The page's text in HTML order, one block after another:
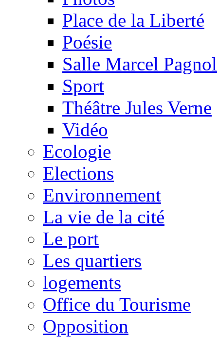
Place de la Liberté
Poésie
Salle Marcel Pagnol
Sport
Théâtre Jules Verne
Vidéo
Ecologie
Elections
Environnement
La vie de la cité
Le port
Les quartiers
logements
Office du Tourisme
Opposition